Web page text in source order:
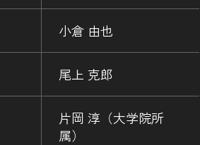
小倉 由也
尾上 克郎
片岡 淳（大学院所
属）